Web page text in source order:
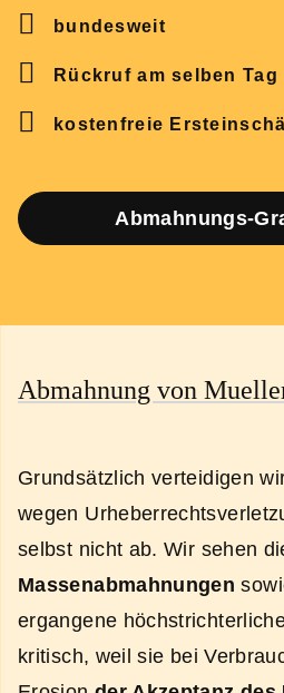
bundesweit
Rückruf am selben Tag
kostenfreie
Abmahnungs-
Abmahnung von
Grundsätzlich verteidigen
wegen
selbst nicht ab. Wir sehen
Massenabmahnungen
ergangene
kritisch, weil sie bei